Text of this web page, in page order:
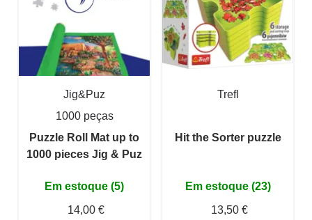
Jig&Puz
1000 peças
Puzzle Roll Mat up to
1000 pieces Jig & Puz
Em estoque (5)
14,00 €
Trefl
Hit the Sorter puzzle
Em estoque (23)
13,50 €